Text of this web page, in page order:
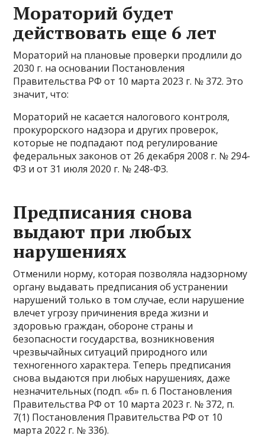
Мораторий будет
действовать еще 6 лет
Мораторий на плановые проверки продлили до
2030 г. на основании Постановления
Правительства РФ от 10 марта 2023 г. № 372. Это
значит, что:
Мораторий не касается налогового контроля,
прокурорского надзора и других проверок,
которые не подпадают под регулирование
федеральных законов от 26 декабря 2008 г. № 294-
ФЗ и от 31 июля 2020 г. № 248-ФЗ.
Предписания снова
выдают при любых
нарушениях
Отменили норму, которая позволяла надзорному
органу выдавать предписания об устранении
нарушений только в том случае, если нарушение
влечет угрозу причинения вреда жизни и
здоровью граждан, обороне страны и
безопасности государства, возникновения
чрезвычайных ситуаций природного или
техногенного характера. Теперь предписания
снова выдаются при любых нарушениях, даже
незначительных (подп. «б» п. 6 Постановления
Правительства РФ от 10 марта 2023 г. № 372, п.
7(1) Постановления Правительства РФ от 10
марта 2022 г. № 336).